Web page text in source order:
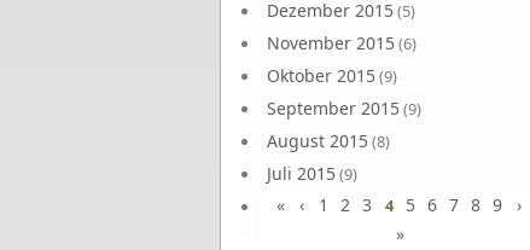
Dezember 2015(5)
November 2015(6)
Oktober 2015(9)
September 2015(9)
August 2015(8)
Juli 2015(9)
Juni 2015(9)
« ‹ 1 2 3 4 5 6 7 8 9
›
»